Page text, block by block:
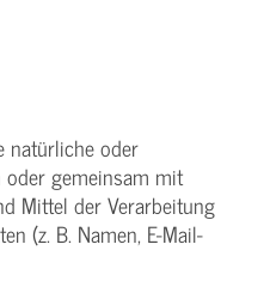
natürliche oder
gemeinsam mit
Mittel der Verarbeitung
(z. B. Namen, E-Mail-